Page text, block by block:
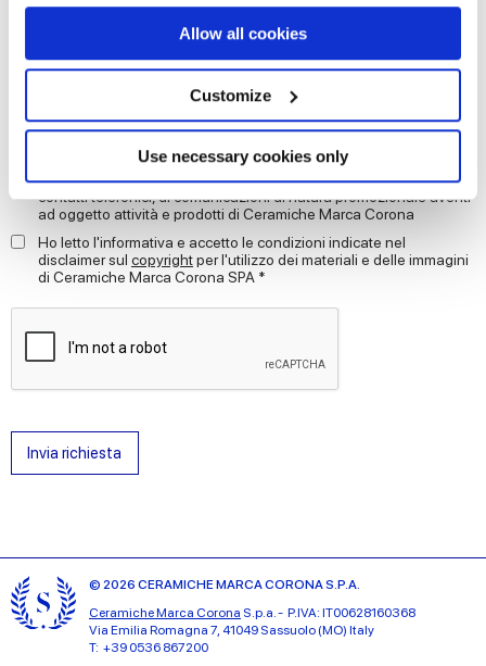
If you allow, we would also like to:
Collect information about your geographical
location which can be accurate to within several
Identify your device by actively scanning it for
specific characteristics (fingerprinting)
Find out more about how your personal data is processed
and set your preferences in thedetails section.
provide social media features and to analyse our traffic.
We also share information about your use of our site with
our social media, advertising and analytics partners who
may combine it with other information that you’ve
provided to them or that they’ve collected from your use
of their services.
Allow all cookies
Customize
Use necessary cookies only
Autorizzo il trattamento dei miei dati al fine di dare seguito alla mia
richiesta di cui al punto C) dell’informativa. *
marketing di cui al punto D) dell’ informativa, ai fini dell’invio,
anche mediante modalità automatizzate (sms, mms, fax, e-mail) e
contatti telefonici, di comunicazioni di natura promozionale aventi
ad oggetto attività e prodotti di Ceramiche Marca Corona
Ho letto l'informativa e accetto le condizioni indicate nel
disclaimer sul copyrightper l'utilizzo dei materiali e delle immagini
di Ceramiche Marca Corona SPA *
Invia richiesta
© 2026 CERAMICHE MARCA CORONA S.P.A.
Ceramiche Marca Corona S.p.a. - P.IVA: IT00628160368
Via Emilia Romagna 7, 41049 Sassuolo (MO) Italy
T: +39 0536 867200